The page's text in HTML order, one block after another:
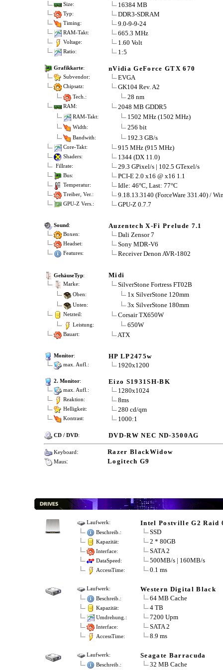
Size: 16384 MB
Typ: DDR3-SDRAM
Timing: 9.0-9-9-24
RAM-Takt: 665.3 MHz
Voltage: 1.60 Volt
Ratio: 1:5
Grafikkarte: nVidia GeForce GTX 670
Subvendor: EVGA
Chipsatz: GK104 Rev. A2
Tech.: 28 nm
RAM: 2048 MB GDDR5
RAM-Takt: 1502 MHz (1502 MHz)
Width: 256 bit
Bandwith: 192.3 GB/s
Core-Takt: 915 MHz (915 MHz)
Shaders: 1344 (DX 11.0)
Fillrate: 29.3 GPixel/s | 102.5 GTexel/s
Bus: PCI-E 2.0 x16 @ x16 1.1
Temperatur: Idle: 46°C, Last: 77°C
Treiber, Ver.: 9.18.13.3140 (ForceWare 331.40) /
GPU-Z Vers.: GPU-Z 0.7.7
Sound: Auzentech X-Fi Prelude 7.1
Boxen: Dali Zensor 7
Headset: Sony MDR-V6
Features: Receiver Denon AVR-1802
GehäuseTyp: Midi
Marke: SilverStone Fortress FT02B
Oben: 1x SilverStone 120mm
Unten: 3x SilverStone 180mm
Netzteil: Corsair TX650W
Leistung: 650W
Bauart: ATX
Monitor: HP LP2475w
max. Aufl.: 1920x1200
2. Monitor: Eizo S1931SH-BK
max. Aufl.: 1280x1024
Reaktion: 8ms
Helligkeit: 280 cd/qm
Kontrast: 1000:1
CD / DVD: DVD-RW NEC ND-3500AG
Keyboard: Razer BlackWidow
Maus: Logitech G9
Laufwerk: Intel Postville G2 Raid
Beschreib.: SSD
Kapazität: 2 * 80GB
Interface: SATA 2
DataSpeed: 500MB/s | 160MB/s
AccessTime: 0.1 ms
Laufwerk: Western Digital Black
Beschreib.: 64 MB Cache
Kapazität: 4 TB
Umdrehung.: 7200 Upm
Interface: SATA 2
AccessTime: 8.9 ms
Laufwerk: Seagate Barracuda
Beschreib.: 32 MB Cache